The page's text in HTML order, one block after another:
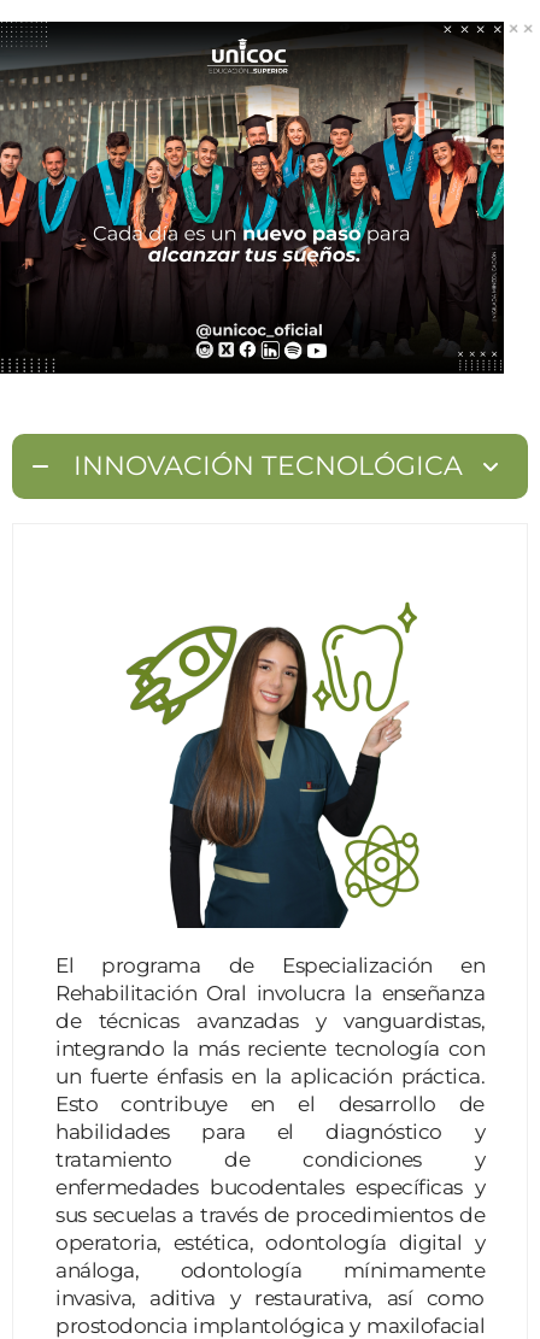
INNOVACIÓN TECNOLÓGICA
El programa de Especialización en
Rehabilitación Oral involucra la enseñanza
de técnicas avanzadas y vanguardistas,
integrando la más reciente tecnología con
un fuerte énfasis en la aplicación práctica.
Esto contribuye en el desarrollo de
habilidades para el diagnóstico y
tratamiento de condiciones y
enfermedades bucodentales específicas y
sus secuelas a través de procedimientos de
operatoria, estética, odontología digital y
análoga, odontología mínimamente
invasiva, aditiva y restaurativa, así como
prostodoncia implantológica y maxilofacial